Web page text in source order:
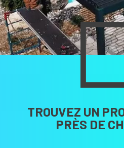
TROUVEZ UN
PRÈS DE